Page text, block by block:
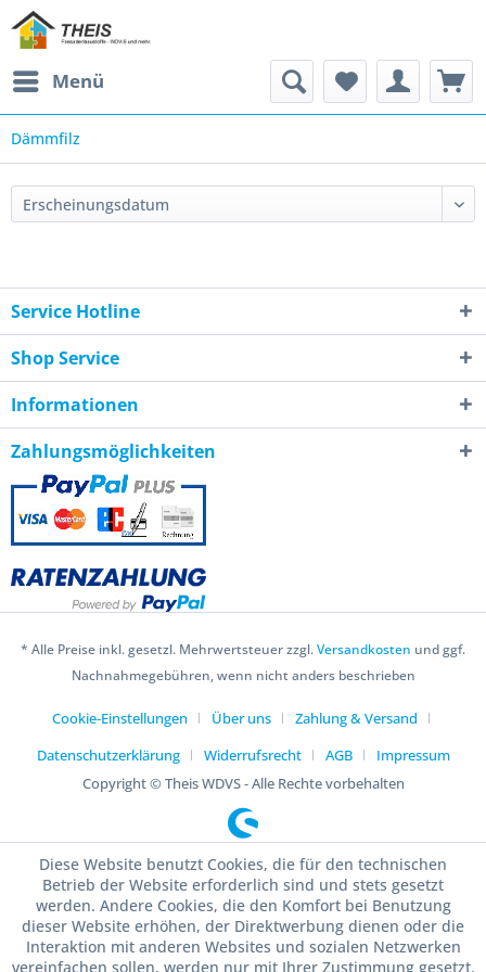
Menü
Dämmfilz
Service Hotline
Shop Service
Informationen
Zahlungsmöglichkeiten
* Alle Preise inkl. gesetzl. Mehrwertsteuer zzgl.Versandkosten und ggf.
Nachnahmegebühren, wenn nicht anders beschrieben
Cookie-Einstellungen Über uns
Zahlung & Versand
Datenschutzerklärung
Widerrufsrecht AGB
Impressum
Copyright © Theis WDVS - Alle Rechte vorbehalten
Diese Website benutzt Cookies, die für den technischen
Betrieb der Website erforderlich sind und stets gesetzt
werden. Andere Cookies, die den Komfort bei Benutzung
dieser Website erhöhen, der Direktwerbung dienen oder die
Interaktion mit anderen Websites und sozialen Netzwerken
vereinfachen sollen, werden nur mit Ihrer Zustimmung gesetzt.